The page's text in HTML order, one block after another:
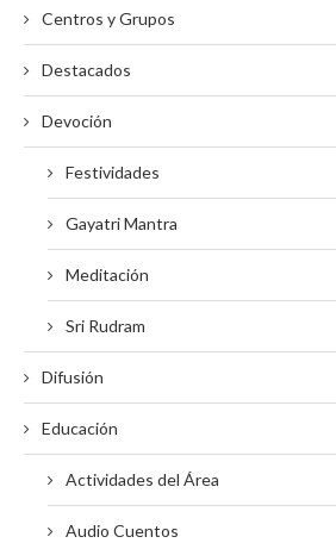
Centros y Grupos
Destacados
Devoción
Festividades
Gayatri Mantra
Meditación
Sri Rudram
Difusión
Educación
Actividades del Área
Audio Cuentos